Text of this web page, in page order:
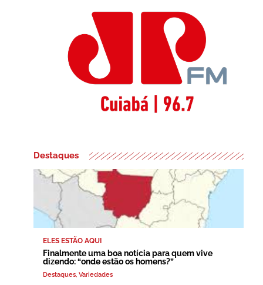
Destaques
ELES ESTÃO AQUI
Finalmente uma boa notícia para quem vive
dizendo: “onde estão os homens?”
Destaques, Variedades